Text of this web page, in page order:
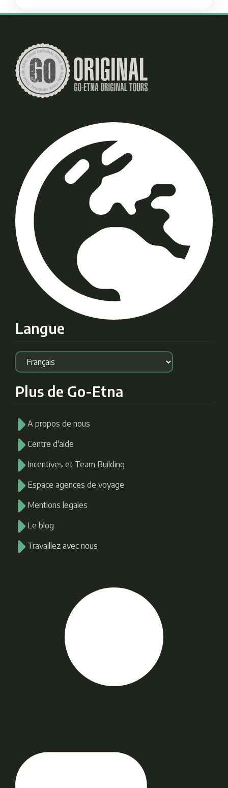
Langue
Plus de Go-Etna
A propos de nous
Centre d'aide
Incentives et Team Building
Espace agences de voyage
Mentions legales
Le blog
Travaillez avec nous